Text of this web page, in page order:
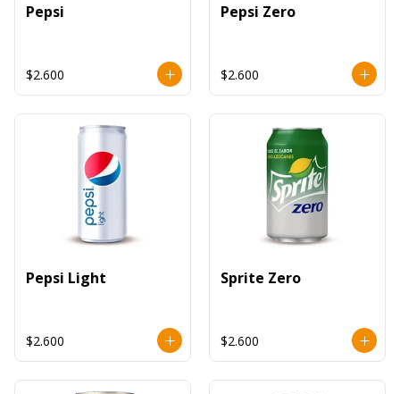
Pepsi
$2.600
Pepsi Zero
$2.600
Pepsi Light
$2.600
Sprite Zero
$2.600